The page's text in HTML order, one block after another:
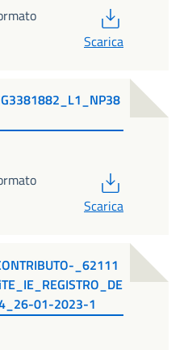
Scarica
Scarica
_62111
01-2023-1